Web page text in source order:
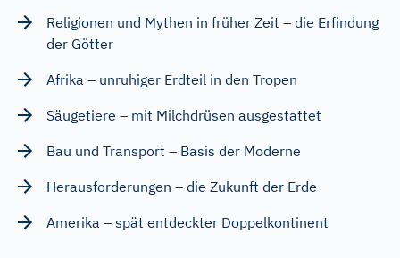
Religionen und Mythen in früher Zeit – die Erfindung
der Götter
Afrika – unruhiger Erdteil in den Tropen
Säugetiere – mit Milchdrüsen ausgestattet
Bau und Transport – Basis der Moderne
Herausforderungen – die Zukunft der Erde
Amerika – spät entdeckter Doppelkontinent